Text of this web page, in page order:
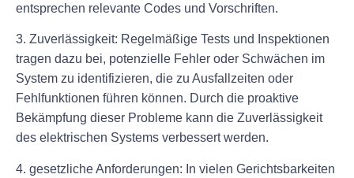
entsprechen relevante Codes und Vorschriften.
3. Zuverlässigkeit: Regelmäßige Tests und Inspektionen
tragen dazu bei, potenzielle Fehler oder Schwächen im
System zu identifizieren, die zu Ausfallzeiten oder
Fehlfunktionen führen können. Durch die proaktive
Bekämpfung dieser Probleme kann die Zuverlässigkeit
des elektrischen Systems verbessert werden.
4. gesetzliche Anforderungen: In vielen Gerichtsbarkeiten